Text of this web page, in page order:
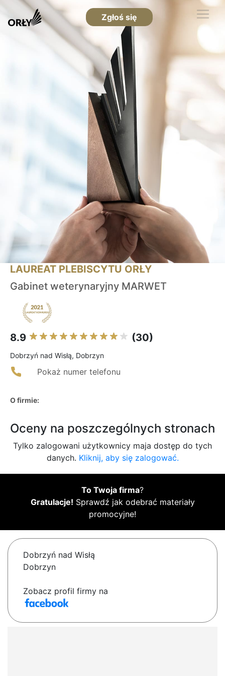
Zgłoś się
LAUREAT PLEBISCYTU ORŁY
Gabinet weterynaryjny MARWET
8.9 (30)
Dobrzyń nad Wisłą, Dobrzyn
Pokaż numer telefonu
O firmie:
Oceny na poszczególnych stronach
Tylko zalogowani użytkownicy maja dostęp do tych
danych. Kliknij, aby się zalogować.
To Twoja firma?
Gratulacje! Sprawdź jak odebrać materiały
promocyjne!
Dobrzyń nad Wisłą
Dobrzyn
Zobacz profil firmy na